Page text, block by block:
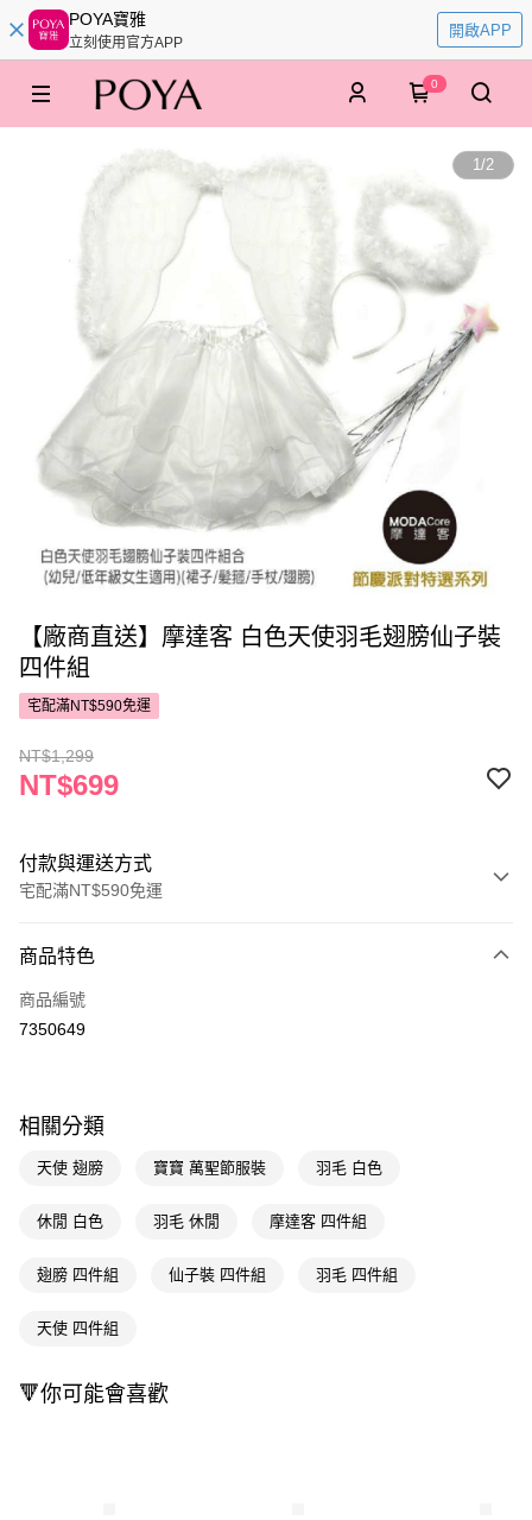
POYA寶雅
立刻使用官方APP
開啟APP
0
1/2
【廠商直送】摩達客 白色天使羽毛翅膀仙子裝
四件組
宅配滿NT$590免運
NT$1,299
NT$699
付款與運送方式
宅配滿NT$590免運
POYA支付
信用卡一次付款
Google Pay
AFTEE先享後付
【關於「AFTEE先享後付」】
１．簡單：不需註冊會員、不需綁卡、不需儲值。
宅配(廠商直送🚚)
商品特色
商品編號
7350649
相關分類
天使 翅膀 寶寶 萬聖節服裝 羽毛 白色
休閒 白色 羽毛 休閒 摩達客 四件組
翅膀 四件組 仙子裝 四件組 羽毛 四件組
天使 四件組
🔻你可能會喜歡